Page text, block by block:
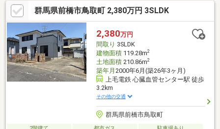
■LINEで簡単に、資料請求・ご見学予約！ LINE公式アカウン
ト：@671wmneg■ご希望・ご予算に合った良質な中古住宅の提案
■専門知識豊富なスタッフによる現地案内■リフォーム提案、見
積、施工まで対応可お気軽にご相談下さい！
群馬県前橋市鳥取町 2,380万円 3SLDK
2,380万円
間取り 3SLDK
建物面積119.28m2
土地面積210.86m2
築年月 2000年6月(築26年3ヶ月)
上毛電鉄 心臓血管センター駅 徒歩
3.2km
その他の交通
群馬県前橋市鳥取町